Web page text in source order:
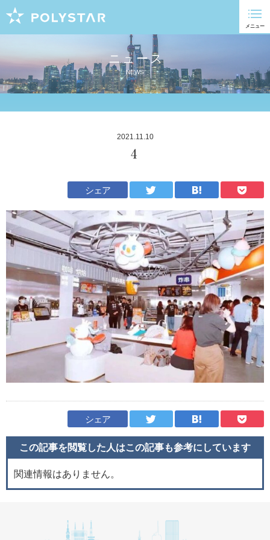
ニュース
NEWS
2021.11.10
4
シェア
シェア
この記事を閲覧した人はこの記事も参考にしています
関連情報はありません。